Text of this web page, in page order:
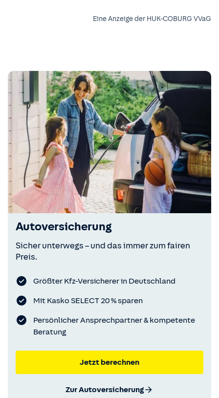
Eine Anzeige der HUK-COBURG VVaG
Autoversicherung
Sicher unterwegs – und das immer zum fairen
Preis.
Größter Kfz-Versicherer in Deutschland
Mit Kasko SELECT 20 % sparen
Persönlicher Ansprechpartner & kompetente
Beratung
Jetzt berechnen
Zur Autoversicherung